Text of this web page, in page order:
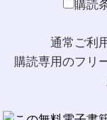
購読
通常ご利
購読専用のフリ